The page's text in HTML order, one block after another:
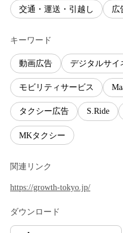
交通・運送・引越し 広
キーワード
動画広告 デジタルサイ
モビリティサービス
タクシー広告 S.Ride
MKタクシー
関連リンク
https://growth-tokyo.jp/
ダウンロード